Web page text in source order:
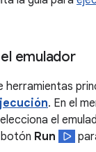
emulador
herramientas
. En el
el
Run